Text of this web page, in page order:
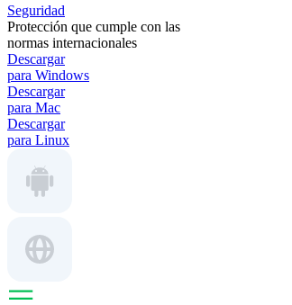
Seguridad
Protección que cumple con las
normas internacionales
Descargar
para Windows
Descargar
para Mac
Descargar
para Linux